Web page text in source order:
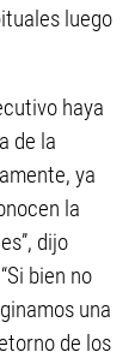
luego
haya
de la
ya
la
dijo
bien no
una
de los